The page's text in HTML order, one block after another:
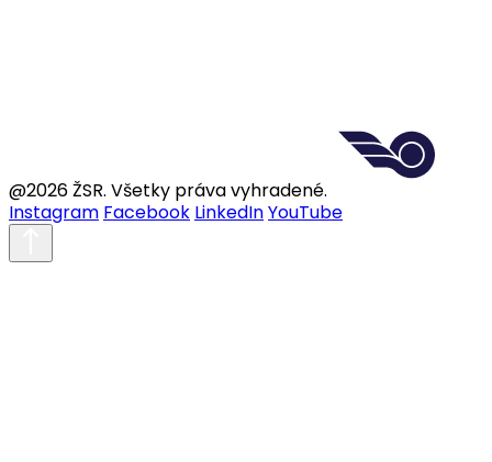
@2026 ŽSR. Všetky práva vyhradené.
Instagram Facebook LinkedInYouTube